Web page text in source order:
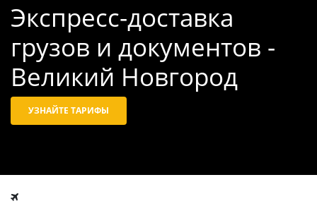
Экспресс-доставка
грузов и документов -
Великий Новгород
УЗНАЙТЕ ТАРИФЫ